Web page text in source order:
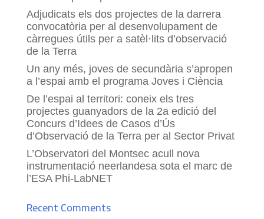
Adjudicats els dos projectes de la darrera
convocatòria per al desenvolupament de
càrregues útils per a satèl·lits d’observació
de la Terra
Un any més, joves de secundària s’apropen
a l’espai amb el programa Joves i Ciència
De l’espai al territori: coneix els tres
projectes guanyadors de la 2a edició del
Concurs d’Idees de Casos d’Ús
d’Observació de la Terra per al Sector Privat
L’Observatori del Montsec acull nova
instrumentació neerlandesa sota el marc de
l’ESA Phi-LabNET
Recent Comments